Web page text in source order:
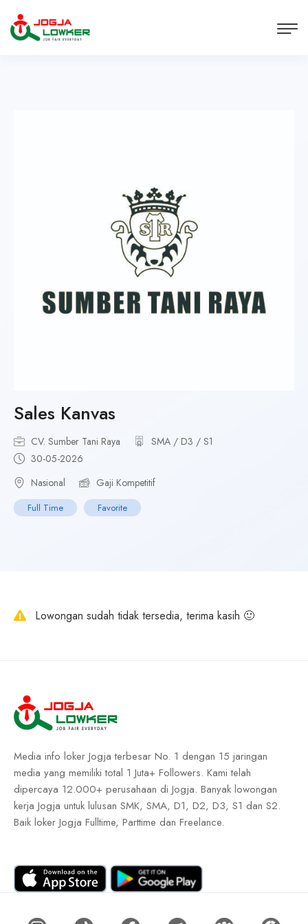
Sales Kanvas
CV. Sumber Tani Raya
SMA / D3 / S1
30-05-2026
Nasional
Gaji Kompetitif
Full Time Favorite
Lowongan sudah tidak tersedia, terima kasih 🙂
Media info loker Jogja terbesar No. 1 dengan 15 jaringan
media yang memiliki total 1 Juta+ Followers. Kami telah
dipercaya 12.000+ perusahaan di Jogja. Banyak lowongan
kerja Jogja untuk lulusan SMK, SMA, D1, D2, D3, S1 dan S2.
Baik loker Jogja Fulltime, Parttime dan Freelance.